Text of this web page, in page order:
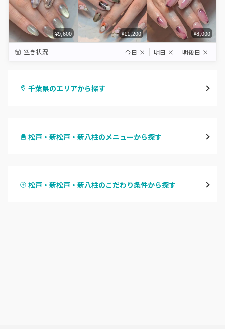
¥9,600 ¥11,200 ¥8,000
空き状況 今日 × 明日 × 明後日 ×
千葉県のエリアから探す
柏・南柏
松戸・新松戸・新八柱のメニューから探す
ハンドスカルプ
松戸・新松戸・新八柱のこだわり条件から探す